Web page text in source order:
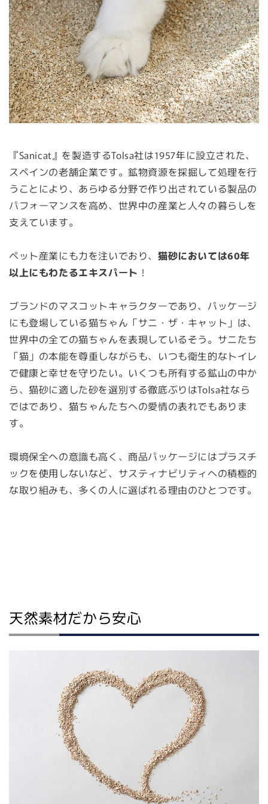
『Sanicat』を製造するTolsa社は1957年に設立された、
スペインの老舗企業です。鉱物資源を採掘して処理を行
うことにより、あらゆる分野で作り出されている製品の
パフォーマンスを高め、世界中の産業と人々の暮らしを
支えています。
ペット産業にも力を注いでおり、猫砂においては60年
以上にもわたるエキスパート ！
ブランドのマスコットキャラクターであり、パッケージ
にも登場している猫ちゃん「サニ・ザ・キャット」は、
世界中の全ての猫ちゃんを表現しているそう。サニたち
「猫」の本能を尊重しながらも、いつも衛生的なトイレ
で健康と幸せを守りたい。いくつも所有する鉱山の中か
ら、猫砂に適した砂を選別する徹底ぶりはTolsa社なら
ではであり、猫ちゃんたちへの愛情の表れでもありま
す。
環境保全への意識も高く、商品パッケージにはプラスチ
ックを使用しないなど、サスティナビリティへの積極的
な取り組みも、多くの人に選ばれる理由のひとつです。
天然素材だから安心